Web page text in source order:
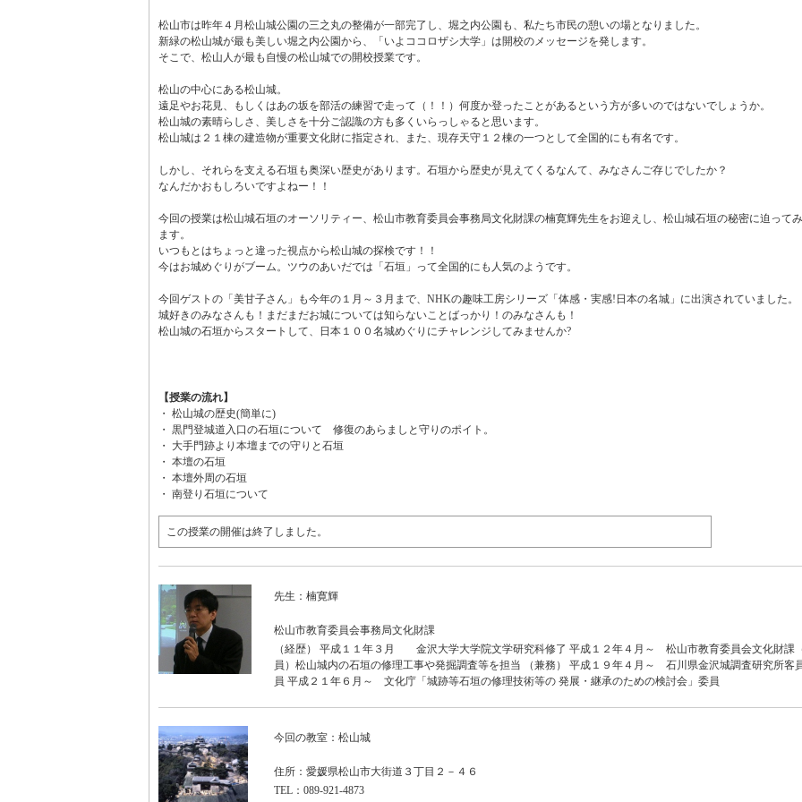
松山市は昨年４月松山城公園の三之丸の整備が一部完了し、堀之内公園も、私たち市民の憩いの場となりました。
新緑の松山城が最も美しい堀之内公園から、「いよココロザシ大学」は開校のメッセージを発します。
そこで、松山人が最も自慢の松山城での開校授業です。
松山の中心にある松山城。
遠足やお花見、もしくはあの坂を部活の練習で走って（！！）何度か登ったことがあるという方が多いのではないでしょうか。
松山城の素晴らしさ、美しさを十分ご認識の方も多くいらっしゃると思います。
松山城は２１棟の建造物が重要文化財に指定され、また、現存天守１２棟の一つとして全国的にも有名です。
しかし、それらを支える石垣も奥深い歴史があります。石垣から歴史が見えてくるなんて、みなさんご存じでしたか？
なんだかおもしろいですよねー！！
今回の授業は松山城石垣のオーソリティー、松山市教育委員会事務局文化財課の楠寛輝先生をお迎えし、松山城石垣の秘密に迫って
ます。
いつもとはちょっと違った視点から松山城の探検です！！
今はお城めぐりがブーム。ツウのあいだでは「石垣」って全国的にも人気のようです。
今回ゲストの「美甘子さん」も今年の１月～３月まで、NHKの趣味工房シリーズ「体感・実感!日本の名城」に出演されていました。
城好きのみなさんも！まだまだお城については知らないことばっかり！のみなさんも！
松山城の石垣からスタートして、日本１００名城めぐりにチャレンジしてみませんか?
【授業の流れ】
・ 松山城の歴史(簡単に)
・ 黒門登城道入口の石垣について 修復のあらましと守りのポイト。
・ 大手門跡より本壇までの守りと石垣
・ 本壇の石垣
・ 本壇外周の石垣
・ 南登り石垣について
この授業の開催は終了しました。
先生：楠寛輝
松山市教育委員会事務局文化財課
（経歴） 平成１１年３月 金沢大学大学院文学研究科修了 平成１２年４月～ 松山市教育委員会文化財課
員）松山城内の石垣の修理工事や発掘調査等を担当 （兼務） 平成１９年４月～ 石川県金沢城調査研究所客
員 平成２１年６月～ 文化庁「城跡等石垣の修理技術等の 発展・継承のための検討会」委員
今回の教室：松山城
住所：愛媛県松山市大街道３丁目２－４６
TEL：089-921-4873